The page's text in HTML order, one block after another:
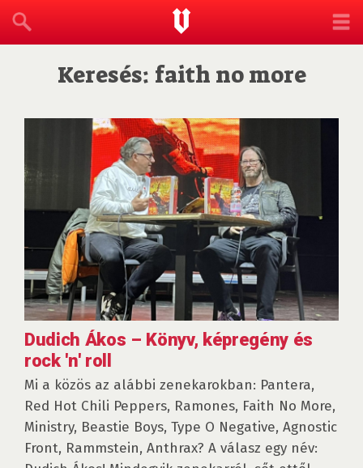
Keresés: faith no more
Dudich Ákos – Könyv, képregény és
rock 'n' roll
Mi a közös az alábbi zenekarokban: Pantera,
Red Hot Chili Peppers, Ramo­nes, Faith No More,
Ministry, Beastie Boys, Type O Negative, Agnostic
Front, Rammstein, Anthrax? A válasz egy név: